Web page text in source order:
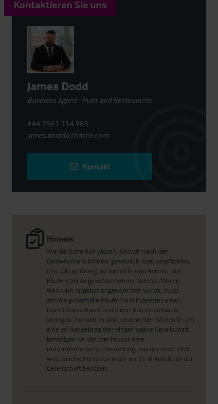
Hinweis
Wie Sie sicherlich wissen, sind wir nach den
Geldwäscherichtlinien gesetzlich dazu verpflichtet,
eine Überprüfung der Identität und Adresse des
Käufers bei Angebotsannahme durchzuführen.
Wenn ein Angebot angenommen wurde, muss
der/die potentielle Käufer/in mindestens einen
Identitätsnachweis und einen Adressnachweis
vorlegen. Handelt es sich bei dem/der Käufer/in um
eine im Handelsregister eingetragene Gesellschaft,
benötigen wir darüber hinaus eine
unternehmerische Darstellung, aus der ersichtlich
wird, welche Personen mehr als 25 % Anteile an der
Gesellschaft besitzen.
Kontaktieren Sie uns
James Dodd
Business Agent - Pubs and Restaurants
+44 7561 114 985
james.dodd@christie.com
Kontakt